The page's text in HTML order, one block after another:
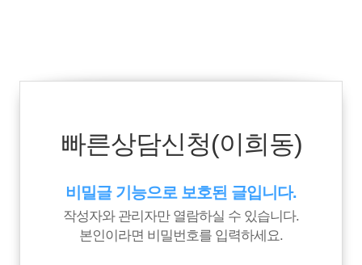
빠른상담신청(이희동)
비밀글 기능으로 보호된 글입니다.
작성자와 관리자만 열람하실 수 있습니다.
본인이라면 비밀번호를 입력하세요.